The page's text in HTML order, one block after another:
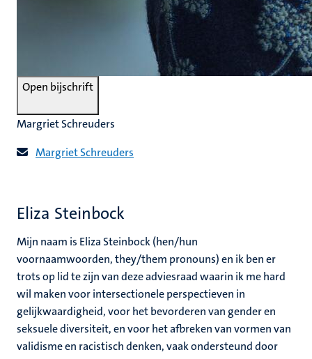
Open bijschrift
Margriet Schreuders
Margriet Schreuders
Eliza Steinbock
Mijn naam is Eliza Steinbock (hen/hun
voornaamwoorden, they/them pronouns) en ik ben er
trots op lid te zijn van deze adviesraad waarin ik me hard
wil maken voor intersectionele perspectieven in
gelijkwaardigheid, voor het bevorderen van gender en
seksuele diversiteit, en voor het afbreken van vormen van
validisme en racistisch denken, vaak ondersteund door